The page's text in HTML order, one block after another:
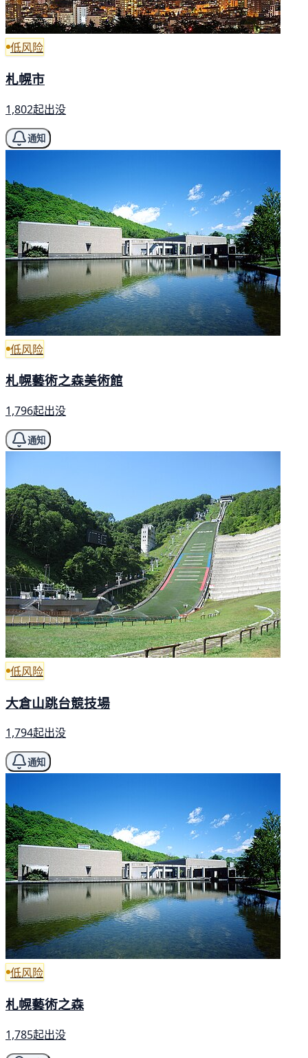
低风险
札幌市
1,802起出没
通知
低风险
札幌藝術之森美術館
1,796起出没
通知
低风险
大倉山跳台競技場
1,794起出没
通知
低风险
札幌藝術之森
1,785起出没